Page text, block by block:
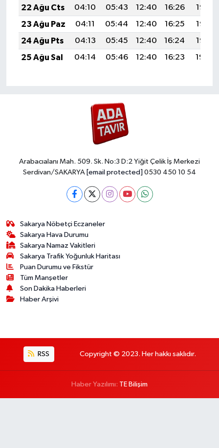
22 Ağu Cts
04:10 05:43 12:40 16:26
19:28
23 Ağu Paz
04:11 05:44 12:40 16:25
19:27
24 Ağu Pts
04:13 05:45 12:40 16:24
19:25
25 Ağu Sal
04:14 05:46 12:40 16:23 19:24
Arabacıalanı Mah. 509. Sk. No:3 D:2 Yiğit Çelik İş Merkezi
Serdivan/SAKARYA [email protected] 0530 450 10 54
Sakarya Nöbetçi Eczaneler
Sakarya Hava Durumu
Sakarya Namaz Vakitleri
Sakarya Trafik Yoğunluk Haritası
Puan Durumu ve Fikstür
Tüm Manşetler
Son Dakika Haberleri
Haber Arşivi
RSS Copyright © 2023. Her hakkı saklıdır.
Haber Yazılımı: TE Bilişim